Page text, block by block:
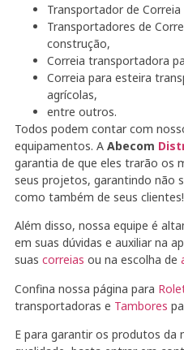
Transportador de
Transportadores de
construção,
Correia transportadora
Correia para esteira
agrícolas,
entre outros.
Todos podem contar com
equipamentos. A Abecom
garantia de que eles trarão os
seus projetos, garantindo não
como também de seus clientes!
Além disso, nossa equipe é
em suas dúvidas e auxiliar na
suas correias ou na escolha de
Confina nossa página para
transportadoras e Tambores
E para garantir os produtos da